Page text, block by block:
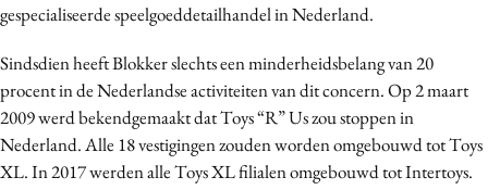
gespecialiseerde speelgoeddetailhandel in Nederland.
Sindsdien heeft Blokker slechts een minderheidsbelang van 20
procent in de Nederlandse activiteiten van dit concern. Op 2 maart
2009 werd bekendgemaakt dat Toys “R” Us zou stoppen in
Nederland. Alle 18 vestigingen zouden worden omgebouwd tot Toys
XL. In 2017 werden alle Toys XL filialen omgebouwd tot Intertoys.